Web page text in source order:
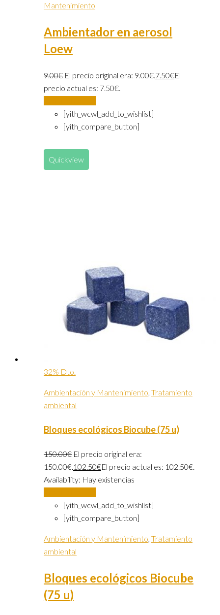
Mantenimiento
Ambientador en aerosol
Loew
9.00€ El precio original era: 9.00€.7.50€El
precio actual es: 7.50€.
[yith_wcwl_add_to_wishlist]
[yith_compare_button]
Quickview
32% Dto.
Ambientación y Mantenimiento, Tratamiento
ambiental
Bloques ecológicos Biocube (75 u)
150.00€ El precio original era:
150.00€. 102.50€El precio actual es: 102.50€.
Availability: Hay existencias
[yith_wcwl_add_to_wishlist]
[yith_compare_button]
Ambientación y Mantenimiento Tratamiento
ambiental
Bloques ecológicos Biocube
(75 u)